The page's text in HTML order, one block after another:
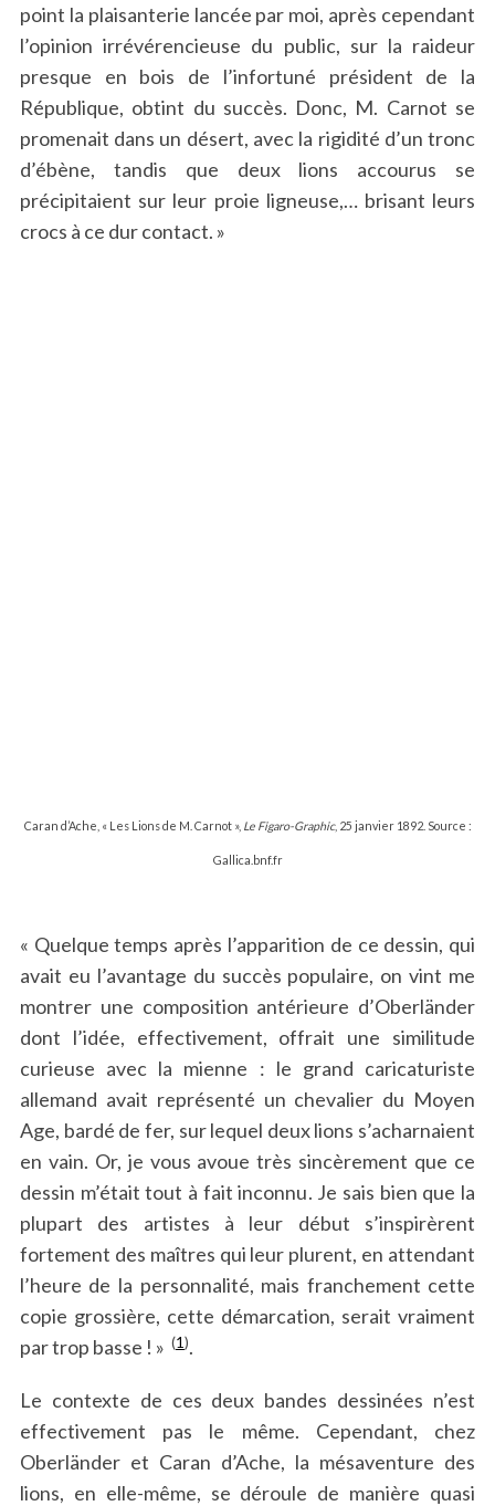
point la plaisanterie lancée par moi, après cependant
l’opinion irrévérencieuse du public, sur la raideur
presque en bois de l’infortuné président de la
République, obtint du succès. Donc, M. Carnot se
promenait dans un désert, avec la rigidité d’un tronc
d’ébène, tandis que deux lions accourus se
précipitaient sur leur proie ligneuse,… brisant leurs
crocs à ce dur contact. »
Caran d’Ache, « Les Lions de M. Carnot », Le Figaro-Graphic, 25 janvier 1892. Source :
Gallica.bnf.fr
« Quelque temps après l’apparition de ce dessin, qui
avait eu l’avantage du succès populaire, on vint me
montrer une composition antérieure d’Oberländer
dont l’idée, effectivement, offrait une similitude
curieuse avec la mienne : le grand caricaturiste
allemand avait représenté un chevalier du Moyen
Age, bardé de fer, sur lequel deux lions s’acharnaient
en vain. Or, je vous avoue très sincèrement que ce
dessin m’était tout à fait inconnu. Je sais bien que la
plupart des artistes à leur début s’inspirèrent
fortement des maîtres qui leur plurent, en attendant
l’heure de la personnalité, mais franchement cette
copie grossière, cette démarcation, serait vraiment
par trop basse ! » (1).
Le contexte de ces deux bandes dessinées n’est
effectivement pas le même. Cependant, chez
Oberländer et Caran d’Ache, la mésaventure des
lions, en elle-même, se déroule de manière quasi